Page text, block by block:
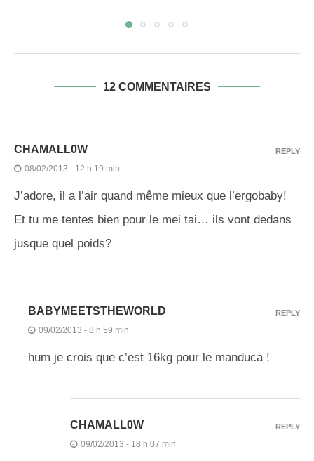
12 COMMENTAIRES
CHAMALL0W
08/02/2013 - 12 h 19 min
J’adore, il a l’air quand même mieux que l’ergobaby!
Et tu me tentes bien pour le mei tai… ils vont dedans
jusque quel poids?
REPLY
BABYMEETSTHEWORLD
09/02/2013 - 8 h 59 min
hum je crois que c’est 16kg pour le manduca !
REPLY
CHAMALL0W
09/02/2013 - 18 h 07 min
REPLY